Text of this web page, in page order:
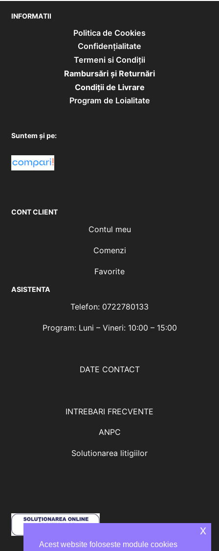
INFORMATII
Politica de Cookies
Confidențialitate
Termeni si Condiții
Rambursări și Returnări
Condiţii de Livrare
Program de Loialitate
Suntem și pe:
CONT CLIENT
Contul meu
Comenzi
Favorite
ASISTENTA
Telefon: 0722780133
Program: Luni – Vineri: 10:00 – 15:00
DATE CONTACT
INTREBARI FRECVENTE
ANPC
Solutionarea litigiilor
Acest website foloseste module cookies
x